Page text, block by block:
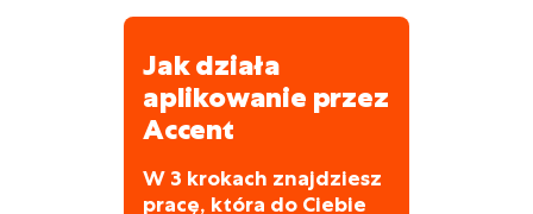
nam znać, wtedy wspólnie poszukamy
Dni urlopowych
Oprócz ustawowych dni urlopowych
otrzymasz:
Możliwość swobodnego planowania
Jak działa
aplikowanie przez
Accent
W 3 krokach znajdziesz
pracę, która do Ciebie